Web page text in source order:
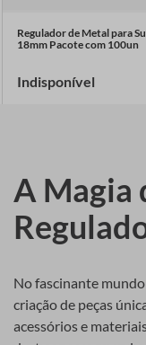
Regulador de Metal para
18mm Pacote com 100un
Indisponível
A Magia
No fascinante
criação de peças
acessórios e